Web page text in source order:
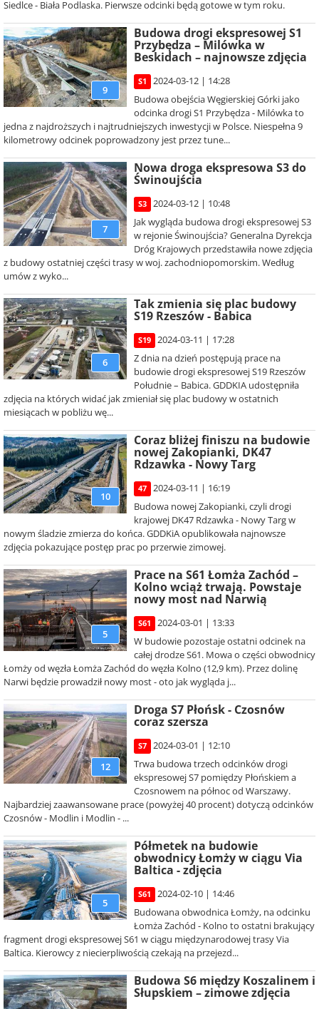
Siedlce - Biała Podlaska. Pierwsze odcinki będą gotowe w tym roku.
9
Budowa drogi ekspresowej S1
Przybędza – Milówka w
Beskidach – najnowsze zdjęcia
S1
2024-03-12 | 14:28
Budowa obejścia Węgierskiej Górki jako
odcinka drogi S1 Przybędza - Milówka to
jedna z najdroższych i najtrudniejszych inwestycji w Polsce. Niespełna 9
kilometrowy odcinek poprowadzony jest przez tune...
7
Nowa droga ekspresowa S3 do
Świnoujścia
S3
2024-03-12 | 10:48
Jak wygląda budowa drogi ekspresowej S3
w rejonie Świnoujścia? Generalna Dyrekcja
Dróg Krajowych przedstawiła nowe zdjęcia
z budowy ostatniej części trasy w woj. zachodniopomorskim. Według
umów z wyko...
6
Tak zmienia się plac budowy
S19 Rzeszów - Babica
S19
2024-03-11 | 17:28
Z dnia na dzień postępują prace na
budowie drogi ekspresowej S19 Rzeszów
Południe – Babica. GDDKIA udostępniła
zdjęcia na których widać jak zmieniał się plac budowy w ostatnich
miesiącach w pobliżu wę...
10
Coraz bliżej finiszu na budowie
nowej Zakopianki, DK47
Rdzawka - Nowy Targ
47
2024-03-11 | 16:19
Budowa nowej Zakopianki, czyli drogi
krajowej DK47 Rdzawka - Nowy Targ w
nowym śladzie zmierza do końca. GDDKiA opublikowała najnowsze
zdjęcia pokazujące postęp prac po przerwie zimowej.
5
Prace na S61 Łomża Zachód –
Kolno wciąż trwają. Powstaje
nowy most nad Narwią
S61
2024-03-01 | 13:33
W budowie pozostaje ostatni odcinek na
całej drodze S61. Mowa o części obwodnicy
Łomży od węzła Łomża Zachód do węzła Kolno (12,9 km). Przez dolinę
Narwi będzie prowadził nowy most - oto jak wygląda j...
12
Droga S7 Płońsk - Czosnów
coraz szersza
S7
2024-03-01 | 12:10
Trwa budowa trzech odcinków drogi
ekspresowej S7 pomiędzy Płońskiem a
Czosnowem na północ od Warszawy.
Najbardziej zaawansowane prace (powyżej 40 procent) dotyczą odcinków
Czosnów - Modlin i Modlin - ...
5
Półmetek na budowie
obwodnicy Łomży w ciągu Via
Baltica - zdjęcia
S61
2024-02-10 | 14:46
Budowana obwodnica Łomży, na odcinku
Łomża Zachód - Kolno to ostatni brakujący
fragment drogi ekspresowej S61 w ciągu międzynarodowej trasy Via
Baltica. Kierowcy z niecierpliwością czekają na przejezd...
Budowa S6 między Koszalinem i
Słupskiem – zimowe zdjęcia